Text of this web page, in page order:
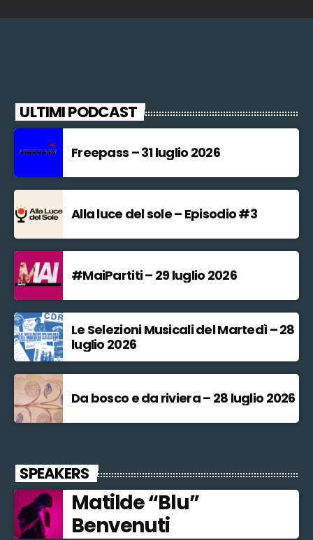
ULTIMI PODCAST
Freepass – 31 luglio 2026
Alla luce del sole – Episodio #3
#MaiPartiti – 29 luglio 2026
Le Selezioni Musicali del Martedì – 28
luglio 2026
Da bosco e da riviera – 28 luglio 2026
SPEAKERS
Matilde “Blu”
Benvenuti